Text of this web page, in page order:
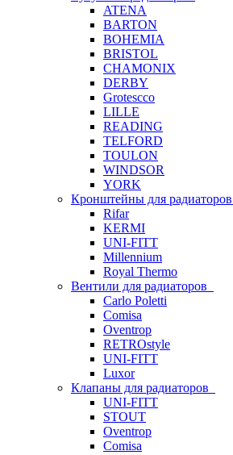
ATENA
BARTON
BOHEMIA
BRISTOL
CHAMONIX
DERBY
Grotescco
LILLE
READING
TELFORD
TOULON
WINDSOR
YORK
Кронштейны для радиаторов
Rifar
KERMI
UNI-FITT
Millennium
Royal Thermo
Вентили для радиаторов
Carlo Poletti
Comisa
Oventrop
RETROstyle
UNI-FITT
Luxor
Клапаны для радиаторов
UNI-FITT
STOUT
Oventrop
Comisa